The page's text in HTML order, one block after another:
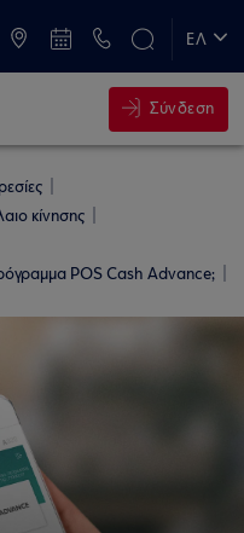
ΕΛ
Σύνδεση
κίνησης
POS Cash Advance;